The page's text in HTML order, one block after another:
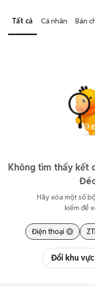
Tất cả Cá nhân Bán
Không tìm thấy kết
Hãy xóa một số
kiếm để
Điện thoại
Đổi khu vực